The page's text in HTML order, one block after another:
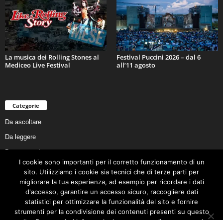
La musica dei Rolling Stones al
Mediceo Live Festival
Festival Puccini 2026 – dal 6
all’11 agosto
Categorie
Da ascoltare
Da leggere
Da non perdere
Da conoscere
Da preservare
Da vivere
Cookie Policy
I cookie sono importanti per il corretto funzionamento di un
sito. Utilizziamo i cookie sia tecnici che di terze parti per
migliorare la tua esperienza, ad esempio per ricordare i dati
d'accesso, garantire un accesso sicuro, raccogliere dati
statistici per ottimizzare la funzionalità del sito e fornire
strumenti per la condivisione dei contenuti presenti su questo